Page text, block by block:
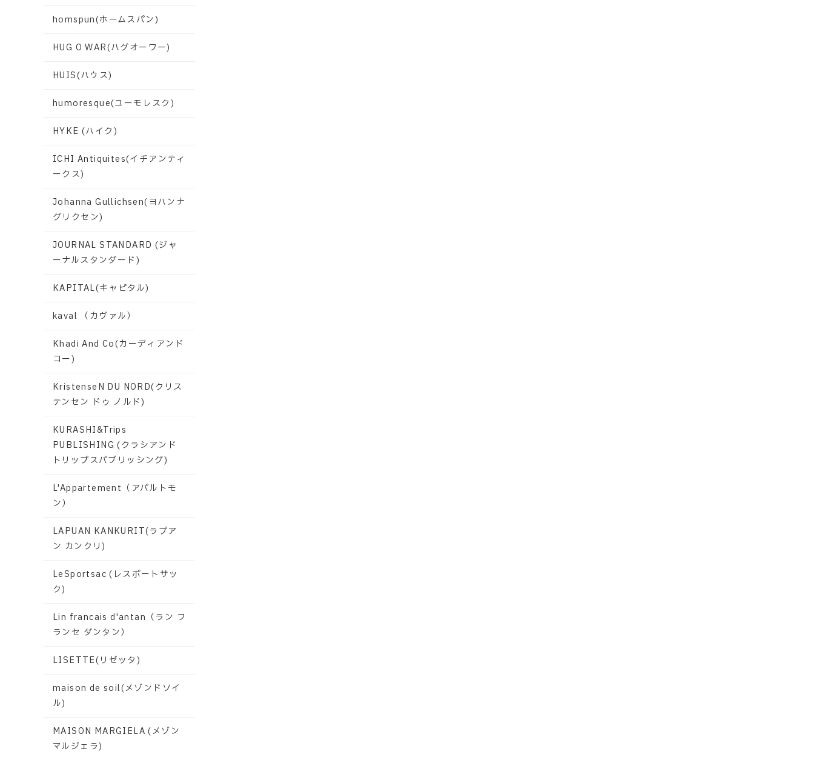
homspun(ホームスパン)
HUG O WAR(ハグオーワー)
HUIS(ハウス)
humoresque(ユーモレスク)
HYKE (ハイク)
ICHI Antiquites(イチアンティ
ークス)
Johanna Gullichsen(ヨハンナ
グリクセン)
JOURNAL STANDARD (ジャ
ーナルスタンダード)
KAPITAL(キャピタル)
kaval （カヴァル）
Khadi And Co(カーディアンド
コー)
KristenseN DU NORD(クリス
テンセン ドゥ ノルド)
KURASHI&Trips
PUBLISHING (クラシアンド
トリップスパブリッシング)
L'Appartement（アパルトモ
ン）
LAPUAN KANKURIT(ラプア
ン カンクリ)
LeSportsac (レスポートサッ
ク)
Lin francais d'antan（ラン フ
ランセ ダンタン）
LISETTE(リゼッタ)
maison de soil(メゾンドソイ
ル)
MAISON MARGIELA (メゾン
マルジェラ)